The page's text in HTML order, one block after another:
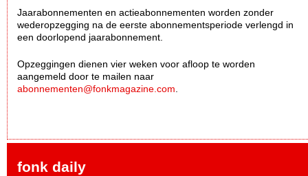
Jaarabonnementen en actieabonnementen worden zonder
wederopzegging na de eerste abonnementsperiode verlengd in
een doorlopend jaarabonnement.
Opzeggingen dienen vier weken voor afloop te worden
aangemeld door te mailen naar
abonnementen@fonkmagazine.com.
fonk daily